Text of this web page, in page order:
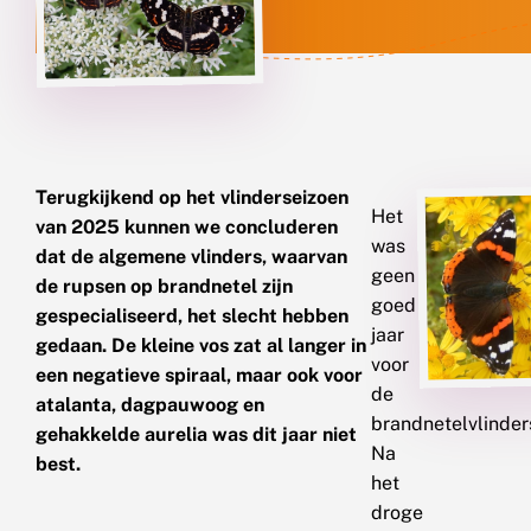
Terugkijkend op het vlinderseizoen
van 2025 kunnen we concluderen
dat de algemene vlinders, waarvan
de rupsen op brandnetel zijn
gespecialiseerd, het slecht hebben
gedaan. De kleine vos zat al langer in
een negatieve spiraal, maar ook voor
atalanta, dagpauwoog en
gehakkelde aurelia was dit jaar niet
best.
Het
was
geen
goed
jaar
voor
de
Na
het
droge